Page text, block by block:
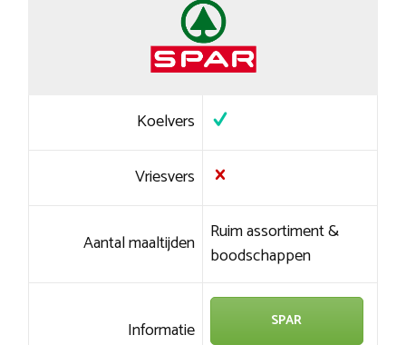
Koelvers
Vriesvers
Aantal maaltijden Ruim assortiment &
boodschappen
Informatie SPAR